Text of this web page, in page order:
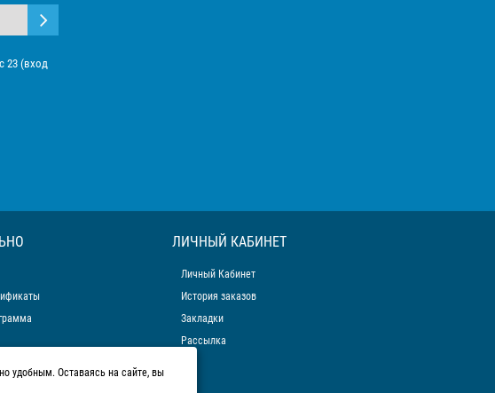
23 (вход
ЛИЧНЫЙ КАБИНЕТ
Личный Кабинет
История заказов
Закладки
Рассылка
удобным. Оставаясь на сайте, вы